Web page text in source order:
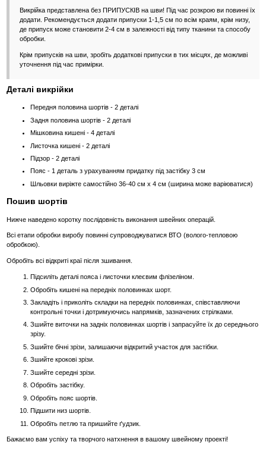
Викрійка представлена без ПРИПУСКІВ на шви! Під час розкрою ви повинні їх
додати. Рекомендується додати припуски 1-1,5 см по всім краям, крім низу,
де припуск може становити 2-4 см в залежності від типу тканини та способу
обробки.
Крім припусків на шви, зробіть додаткові припуски в тих місцях, де можливі
уточнення під час примірки.
Деталі викрійки
Передня половина шортів - 2 деталі
Задня половина шортів - 2 деталі
Мішковина кишені - 4 деталі
Листочка кишені - 2 деталі
Підзор - 2 деталі
Пояс - 1 деталь з урахуванням придатку під застібку 3 см
Шльовки виріжте самостійно 36-40 см х 4 см (ширина може варіюватися)
Пошив шортів
Нижче наведено коротку послідовність виконання швейних операцій.
Всі етапи обробки виробу повинні супроводжуватися ВТО (волого-тепловою
обробкою).
Обробіть всі відкриті краї після зшивання.
Підсиліть деталі пояса і листочки клеєвим флізеліном.
Обробіть кишені на передніх половинках шорт.
Закладіть і приколіть складки на передніх половинках, співставляючи
контрольні точки і дотримуючись напрямків, зазначених стрілками.
Зшийте виточки на задніх половинках шортів і запрасуйте їх до середнього
зрізу.
Зшийте бічні зрізи, залишаючи відкритий участок для застібки.
Зшийте крокові зрізи.
Зшийте середні зрізи.
Обробіть застібку.
Обробіть пояс шортів.
Підшити низ шортів.
Обробіть петлю та пришийте ґудзик.
Бажаємо вам успіху та творчого натхнення в вашому швейному проекті!